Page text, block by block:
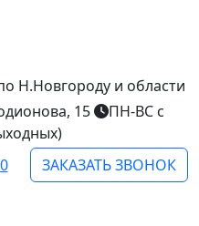
Н.Новгороду и области
15
ПН-ВС с
ЗАКАЗАТЬ ЗВОНОК